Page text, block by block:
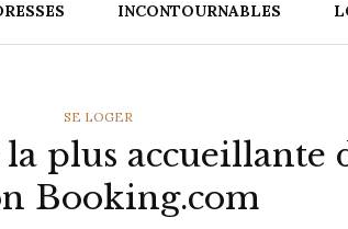
INCONTOURNABLES
CATEGORIES
SE LOGER
plus accueillante
Booking.com